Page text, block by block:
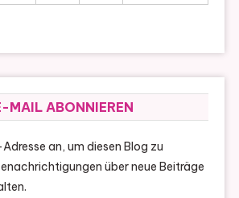
MAIL ABONNIEREN
an, um diesen Blog zu
über neue Beiträge